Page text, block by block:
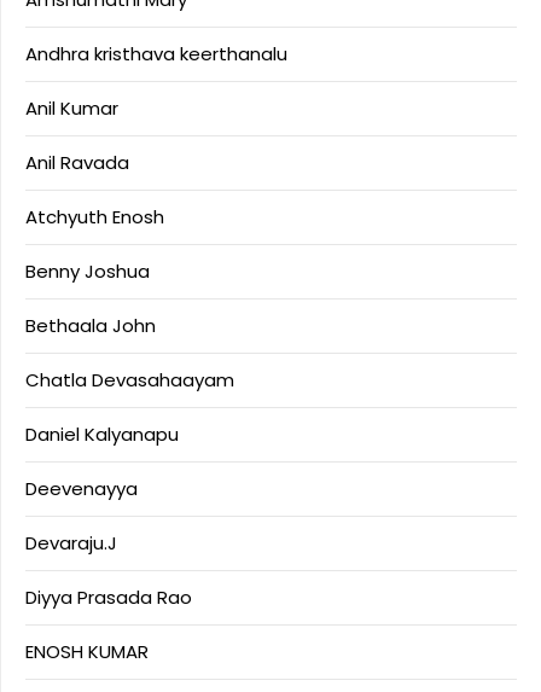
Andhra kristhava keerthanalu
Anil Kumar
Anil Ravada
Atchyuth Enosh
Benny Joshua
Bethaala John
Chatla Devasahaayam
Daniel Kalyanapu
Deevenayya
Devaraju.J
Diyya Prasada Rao
ENOSH KUMAR